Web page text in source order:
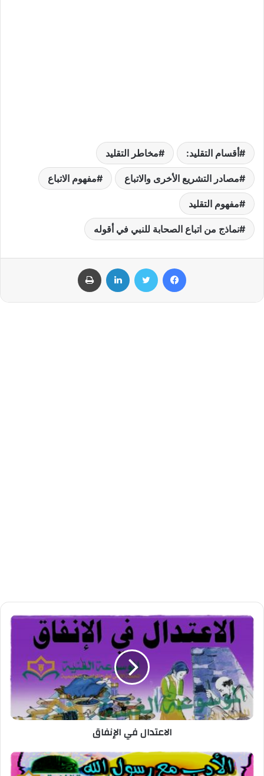
أقسام التقليد: مخاطر التقليد
مصادر التشريع الأخرى والاتباع مفهوم الاتباع
مفهوم التقليد
نماذج من اتباع الصحابة للنبي في أقوله
فيسبوك تويتر لينكدإن
الاعتدال في الإنفاق